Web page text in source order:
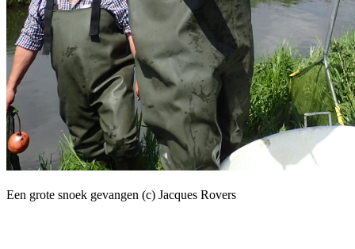
Een grote snoek gevangen (c) Jacques Rovers